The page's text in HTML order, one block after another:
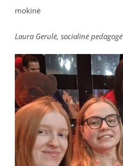
mokinė
Laura Gerulė, socialinė pedagogė